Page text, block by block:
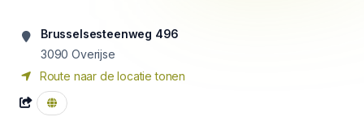
Brusselsesteenweg 496
3090 Overijse
Route naar de locatie tonen